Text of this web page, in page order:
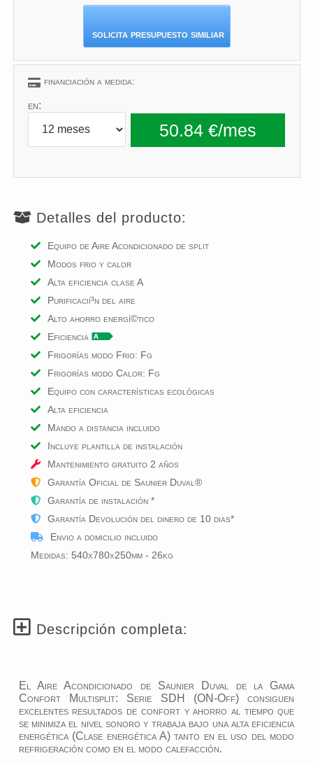
solicita presupuesto similiar
financiación a medida:
en:
Detalles del producto:
Equipo de Aire Acondicionado de split
Modos frio y calor
Alta eficiencia clase A
Purificacií³n del aire
Alto ahorro energí©tico
Eficiencia
Frigorías modo Frio: Fg
Frigorías modo Calor: Fg
Equipo con características ecológicas
Alta eficiencia
Mando a distancia incluido
Incluye plantilla de instalación
Mantenimiento gratuito2 años
Garantía Oficial de Saunier Duval®
Garantía de instalación *
Garantía Devolución del dinero de 10 dias*
Envio a domicilio incluido
Medidas: 540x780x250mm - 26kg
Descripción completa:
El Aire Acondicionado de Saunier Duval de la Gama
Confort Multisplit: Serie SDH (ON-Off) consiguen
excelentes resultados de confort y ahorro al tiempo que
se minimiza el nivel sonoro y trabaja bajo una alta eficiencia
energética (Clase energética A) tanto en el uso del modo
refrigeración como en el modo calefacción.